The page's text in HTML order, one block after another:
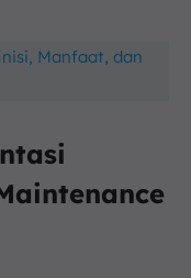
Manfaat, dan